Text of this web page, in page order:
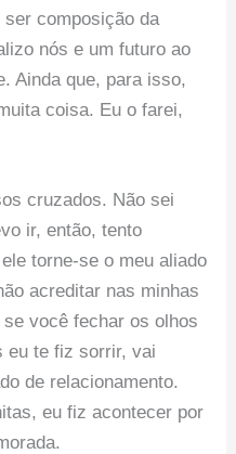
composição da
nós e um futuro ao
Ainda que, para isso,
coisa. Eu o farei,
cruzados. Não sei
ir, então, tento
torne-se o meu aliado
acreditar nas minhas
você fechar os olhos
eu te fiz sorrir, vai
de relacionamento.
eu fiz acontecer por